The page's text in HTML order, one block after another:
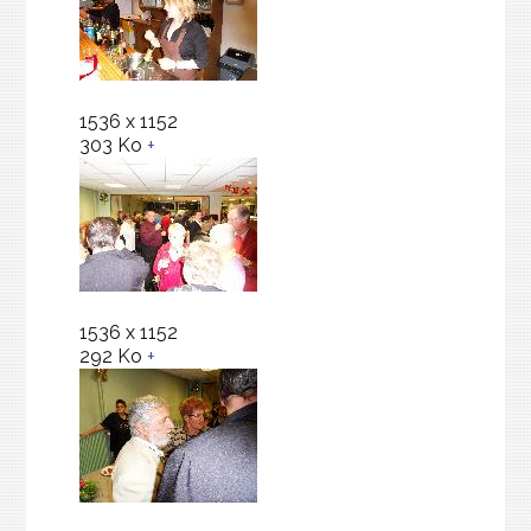
1536 x 1152
303 Ko +
1536 x 1152
292 Ko +